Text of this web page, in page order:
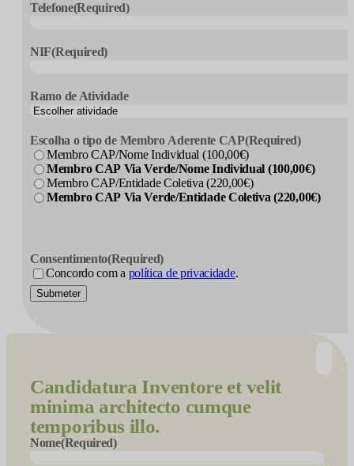
Telefone(Required)
NIF(Required)
Ramo de Atividade
Escolha o tipo de Membro Aderente CAP(Required)
Membro CAP/Nome Individual (100,00€)
Membro CAP Via Verde/Nome Individual (100,00€)
Membro CAP/Entidade Coletiva (220,00€)
Membro CAP Via Verde/Entidade Coletiva (220,00€)
Consentimento(Required)
Concordo com a política de privacidade.
Submeter
Candidatura Inventore et velit
minima architecto cumque
temporibus illo.
Nome(Required)